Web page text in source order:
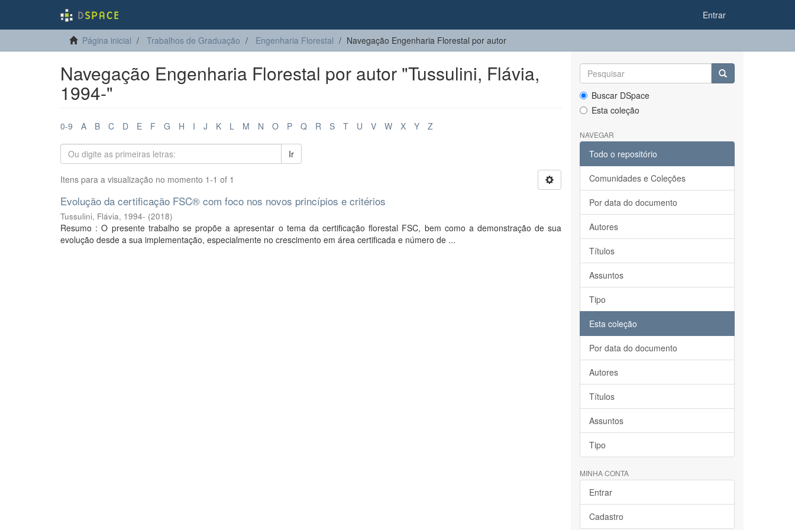
Entrar
Página inicial Trabalhos de Graduação Engenharia Florestal Navegação Engenharia Florestal por autor
Navegação Engenharia Florestal por autor "Tussulini, Flávia,
1994-"
0-9 A B C D E F G H I J K L M N O P Q R S T U V W X Y Z
Ir
Itens para a visualização no momento 1-1 of 1
Evolução da certificação FSC® com foco nos novos princípios e critérios
Tussulini, Flávia, 1994- (2018)
Resumo : O presente trabalho se propõe a apresentar o tema da certificação florestal FSC, bem como a demonstração de sua
evolução desde a sua implementação, especialmente no crescimento em área certificada e número de ...
Buscar DSpace
Esta coleção
NAVEGAR
Todo o repositório
Comunidades e Coleções
Por data do documento
Autores
Títulos
Assuntos
Tipo
Esta coleção
Por data do documento
Autores
Títulos
Assuntos
Tipo
MINHA CONTA
Entrar
Cadastro